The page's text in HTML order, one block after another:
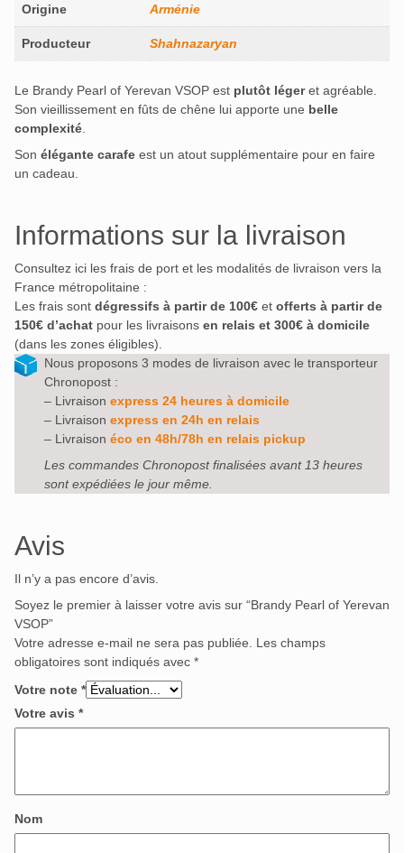
Origine Arménie
Producteur Shahnazaryan
Le Brandy Pearl of Yerevan VSOP est plutôt légeret agréable.
Son vieillissement en fûts de chêne lui apporte une belle
complexité.
Son élégante carafe est un atout supplémentaire pour en faire
un cadeau.
Informations sur la livraison
Consultez ici les frais de port et les modalités de livraison vers la
France métropolitaine :
Les frais sont dégressifs à partir de 100€ et offerts à partir de
150€ d’achat pour les livraisons en relais et 300€ à domicile
(dans les zones éligibles).
Nous proposons 3 modes de livraison avec le transporteur
Chronopost :
– Livraison express 24 heures à domicile
– Livraison express en 24h en relais
– Livraison éco en 48h/78h en relais pickup
Les commandes Chronopost finalisées avant 13 heures
sont expédiées le jour même.
Avis
Il n’y a pas encore d’avis.
Soyez le premier à laisser votre avis sur “Brandy Pearl of Yerevan
VSOP”
Votre adresse e-mail ne sera pas publiée.
Les champs
obligatoires sont indiqués avec *
Votre note *
Votre avis *
Nom